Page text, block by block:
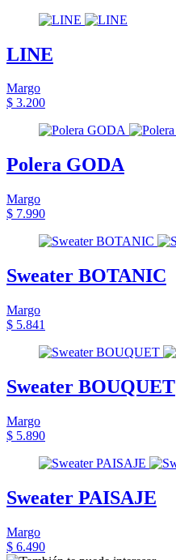
LINE
Margo
$ 3.200
Polera GODA
Margo
$ 7.990
Sweater BOTANIC
Margo
$ 5.841
Sweater BOUQUET
Margo
$ 5.890
Sweater PAISAJE
Margo
$ 6.490